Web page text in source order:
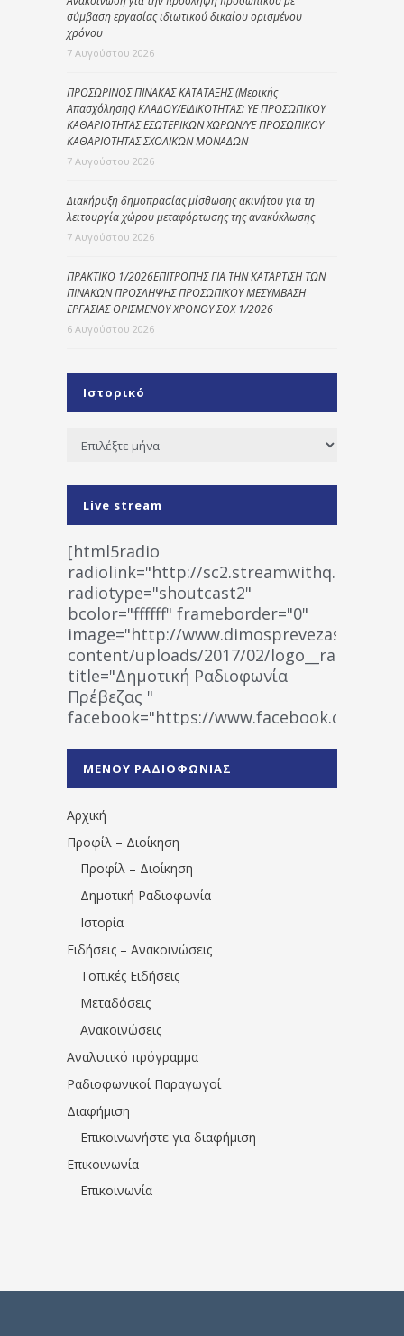
σύμβαση εργασίας ιδιωτικού δικαίου ορισμένου
χρόνου
7 Αυγούστου 2026
ΠΡΟΣΩΡΙΝΟΣ ΠΙΝΑΚΑΣ ΚΑΤΑΤΑΞΗΣ (Μερικής
Απασχόλησης) ΚΛΑΔΟΥ/ΕΙΔΙΚΟΤΗΤΑΣ: ΥΕ ΠΡΟΣΩΠΙΚΟΥ
ΚΑΘΑΡΙΟΤΗΤΑΣ ΕΣΩΤΕΡΙΚΩΝ ΧΩΡΩΝ/ΥΕ ΠΡΟΣΩΠΙΚΟΥ
ΚΑΘΑΡΙΟΤΗΤΑΣ ΣΧΟΛΙΚΩΝ ΜΟΝΑΔΩΝ
7 Αυγούστου 2026
Διακήρυξη δημοπρασίας μίσθωσης ακινήτου για τη
λειτουργία χώρου μεταφόρτωσης της ανακύκλωσης
7 Αυγούστου 2026
ΠΡΑΚΤΙΚΟ 1/2026ΕΠΙΤΡΟΠΗΣ ΓΙΑ ΤΗΝ ΚΑΤΑΡΤΙΣΗ ΤΩΝ
ΠΙΝΑΚΩΝ ΠΡΟΣΛΗΨΗΣ ΠΡΟΣΩΠΙΚΟΥ ΜΕΣΥΜΒΑΣΗ
ΕΡΓΑΣΙΑΣ ΟΡΙΣΜΕΝΟΥ ΧΡΟΝΟΥ ΣΟΧ 1/2026
6 Αυγούστου 2026
Ιστορικό
Ιστορικό
Live stream
[html5radio
radiolink="http://
radiotype="shoutcast2"
bcolor="ffffff" frameborder="0"
image="http://www.dimosprevezas.gr/wp-
content/uploads/2017/02/
title="Δημοτική Ραδιοφωνία
Πρέβεζας "
facebook="https://www.facebook.com/
1531194763766854/" artist="" ]
ΜΕΝΟΥ ΡΑΔΙΟΦΩΝΙΑΣ
Αρχική
Προφίλ – Διοίκηση
Προφίλ – Διοίκηση
Δημοτική Ραδιοφωνία
Ιστορία
Ειδήσεις – Ανακοινώσεις
Τοπικές Ειδήσεις
Μεταδόσεις
Ανακοινώσεις
Αναλυτικό πρόγραμμα
Ραδιοφωνικοί Παραγωγοί
Διαφήμιση
Επικοινωνήστε για διαφήμιση
Επικοινωνία
Επικοινωνία